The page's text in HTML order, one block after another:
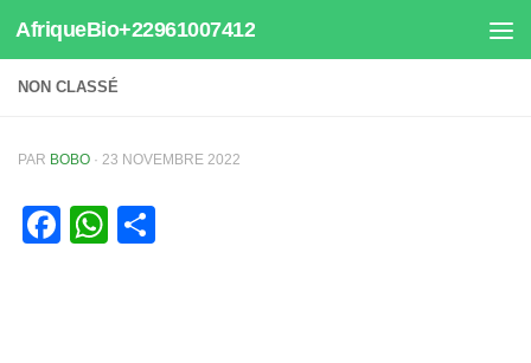
Au dessous du contenu
AfriqueBio+22961007412
NON CLASSÉ
PAR BOBO · 23 NOVEMBRE 2022
Facebook
WhatsApp